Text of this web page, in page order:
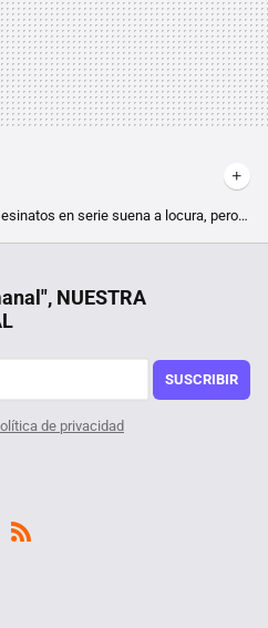
Mezclar Stardew Valley con asesinatos en serie suena a locura, pero existe y es un proyecto de lo más codiciado
NUESTRA
SUSCRIBIR
de privacidad